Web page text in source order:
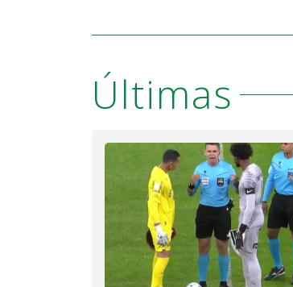
Últimas